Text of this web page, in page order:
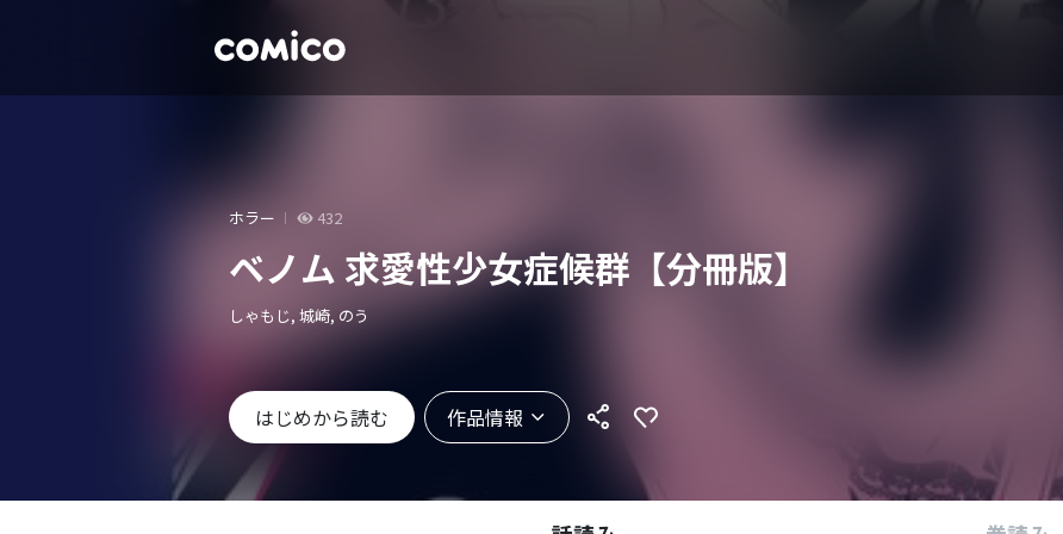
ホラー 432
ベノム 求愛性少女症候群【分冊版】
しゃもじ, 城崎, のう
はじめから読む 作品情報